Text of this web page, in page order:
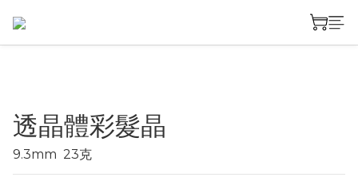
透晶體彩髮晶
9.3mm  23克